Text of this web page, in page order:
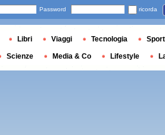
Password ricorda
Libri Viaggi Tecnologia Sport
Scienze Media & Co Lifestyle